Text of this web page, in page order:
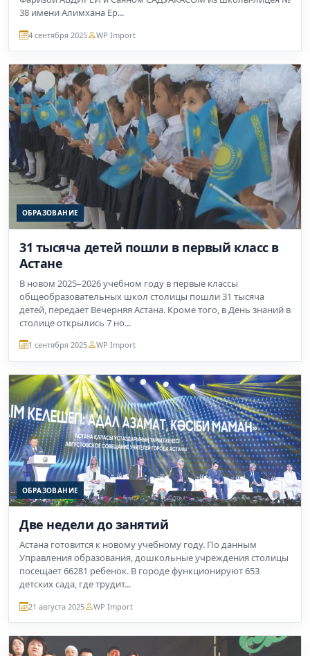
38 имени Алимхана Ер...
4 сентября 2025 WP Import
ОБРАЗОВАНИЕ
31 тысяча детей пошли в первый класс в
Астане
В новом 2025–2026 учебном году в первые классы
общеобразовательных школ столицы пошли 31 тысяча
детей, передает Вечерняя Астана. Кроме того, в День знаний в
столице открылись 7 но...
1 сентября 2025 WP Import
ОБРАЗОВАНИЕ
Две недели до занятий
Астана готовится к новому учебному году. По данным
Управления образования, дошкольные учреждения столицы
посещает 66281 ребенок. В городе функционируют 653
детских сада, где трудит...
21 августа 2025 WP Import